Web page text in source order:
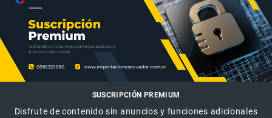
SUSCRIPCIÓN PREMIUM
Disfrute de contenido sin anuncios y funciones adicionales